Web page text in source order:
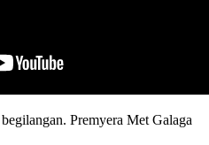
Premyera Met Galaga